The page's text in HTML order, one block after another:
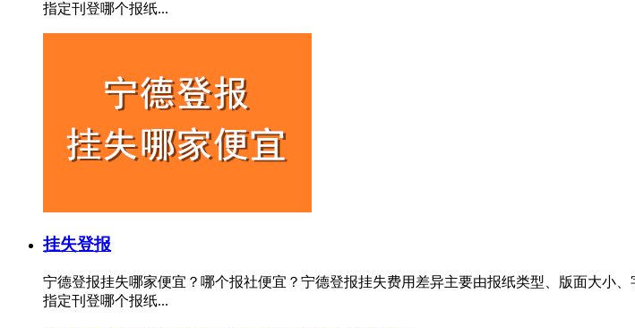
指定刊登哪个报纸...
挂失登报
宁德登报挂失哪家便宜？哪个报社便宜？宁德登报挂失费用差异主要由报纸类型、版面大小
指定刊登哪个报纸...